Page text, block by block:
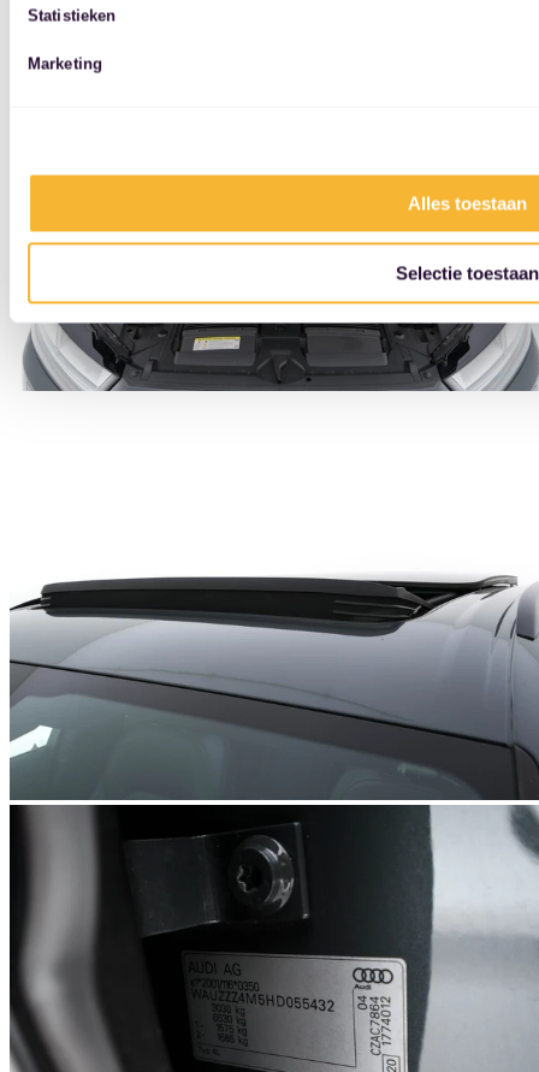
Statistieken
Marketing
Alles toestaan
Selectie toestaan